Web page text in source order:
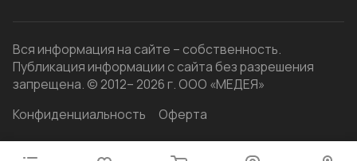
Вся информация на сайте – собственность.
Публикация информации с сайта без разрешения
запрещена. © 2012– 2026 г. ООО «МЕДЕЯ»
Конфиденциальность
Оферта